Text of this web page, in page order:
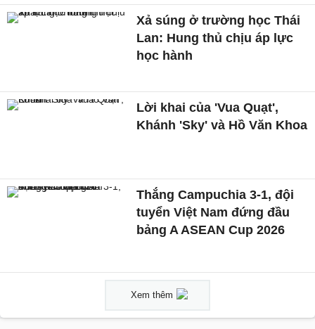
Xả súng ở trường học Thái
Lan: Hung thủ chịu áp lực
học hành
Lời khai của 'Vua Quạt',
Khánh 'Sky' và Hồ Văn Khoa
Thắng Campuchia 3-1, đội
tuyển Việt Nam đứng đầu
bảng A ASEAN Cup 2026
Xem thêm